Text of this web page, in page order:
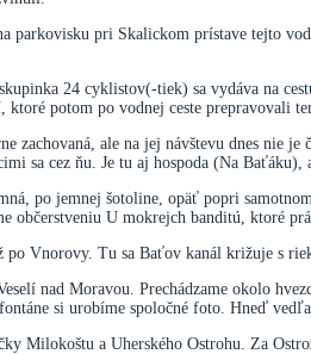
parkovisku pri Skalickom prístave tejto
24 cyklistov(-tiek) sa vydáva na
ktoré potom po vodnej ceste prepravovali
zachovaná, ale na jej návštevu dnes nie
sa cez ňu. Je tu aj hospoda (Na Baťáku),
po jemnej šotoline, opäť popri
občerstveniu U mokrejch banditú, ktoré
po Vnorovy. Tu sa Baťov kanál križuje s
nad Moravou. Prechádzame okolo
si urobíme spoločné foto. Hneď
Milokoštu a Uherského Ostrohu. Za